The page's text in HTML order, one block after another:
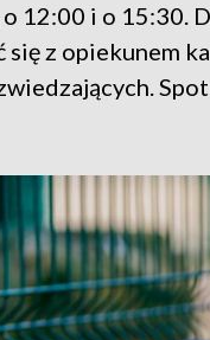
12:00 i o 15:30.
się z opiekunem